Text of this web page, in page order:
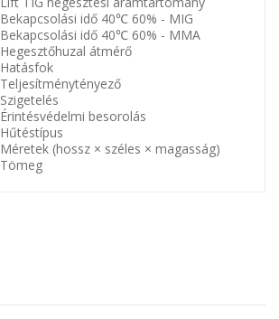
Bekapcsolási idő 40℃ 60% - MIG
Bekapcsolási idő 40℃ 60% - MMA
Hegesztőhuzal átmérő
Hatásfok
Teljesítménytényező
Szigetelés
Érintésvédelmi besorolás
Hűtéstípus
Méretek (hossz × széles × magasság)
Tömeg